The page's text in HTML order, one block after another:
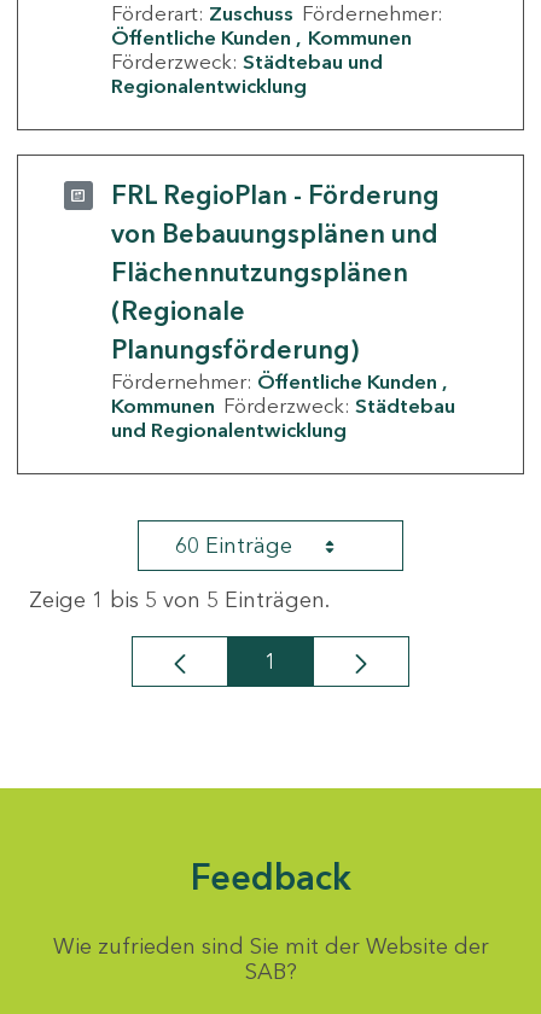
Förderart: Zuschuss Fördernehmer:
Öffentliche Kunden
Kommunen
Förderzweck: Städtebau und
Regionalentwicklung
FRL RegioPlan - Förderung
von Bebauungsplänen und
Flächennutzungsplänen
(Regionale
Planungsförderung)
Fördernehmer: Öffentliche Kunden
Kommunen Förderzweck: Städtebau
und Regionalentwicklung
60 Einträge
Zeige 1 bis 5 von 5 Einträgen.
Seite
1
Feedback
Wie zufrieden sind Sie mit der Website der
SAB?